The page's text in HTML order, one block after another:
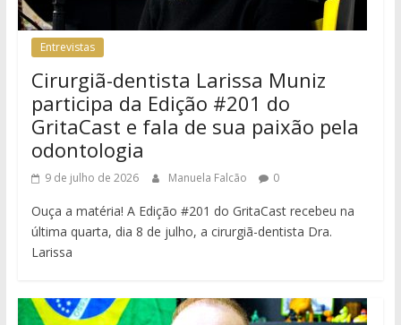
Entrevistas
Cirurgiã-dentista Larissa Muniz
participa da Edição #201 do
GritaCast e fala de sua paixão pela
odontologia
9 de julho de 2026 Manuela Falcão 0
Ouça a matéria! A Edição #201 do GritaCast recebeu na
última quarta, dia 8 de julho, a cirurgiã-dentista Dra.
Larissa